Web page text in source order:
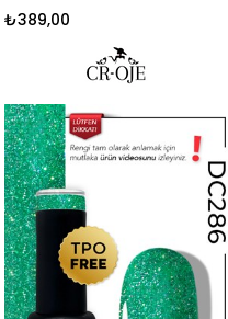
₺389,00